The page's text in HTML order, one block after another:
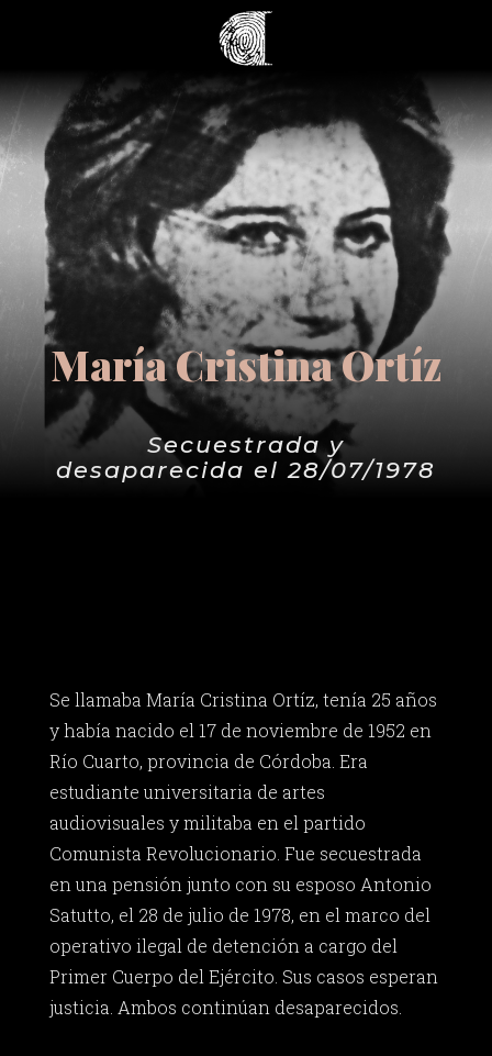
María Cristina Ortíz
Secuestrada y
desaparecida el 28/07/1978
Se llamaba María Cristina Ortíz, tenía 25 años
y había nacido el 17 de noviembre de 1952 en
Río Cuarto, provincia de Córdoba. Era
estudiante universitaria de artes
audiovisuales y militaba en el partido
Comunista Revolucionario. Fue secuestrada
en una pensión junto con su esposo Antonio
Satutto, el 28 de julio de 1978, en el marco del
operativo ilegal de detención a cargo del
Primer Cuerpo del Ejército. Sus casos esperan
justicia. Ambos continúan desaparecidos.